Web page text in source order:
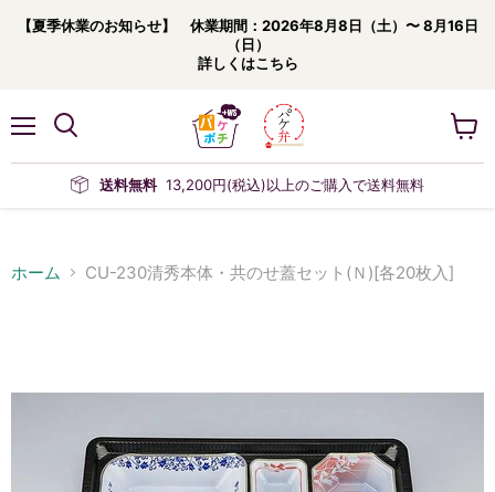
【夏季休業のお知らせ】 休業期間：2026年8月8日（土）〜 8月16日
（日）
詳しくはこちら
ニ
送料無料 13,200円(税込)以上のご購入で送料無料
ー
ホーム CU-230清秀本体・共のせ蓋セット(Ｎ)[各20枚入]